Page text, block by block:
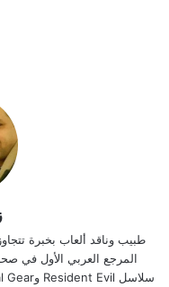
المرجع العربي الأول في